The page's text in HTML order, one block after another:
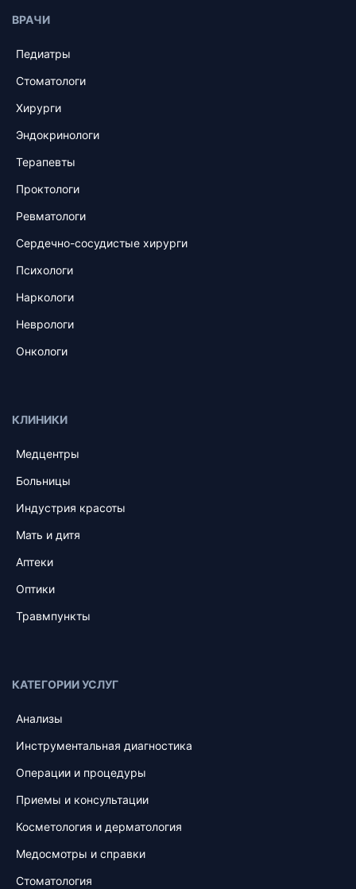
ВРАЧИ
Педиатры
Стоматологи
Хирурги
Эндокринологи
Терапевты
Проктологи
Ревматологи
Сердечно-сосудистые хирурги
Психологи
Наркологи
Неврологи
Онкологи
КЛИНИКИ
Медцентры
Больницы
Индустрия красоты
Мать и дитя
Аптеки
Оптики
Травмпункты
КАТЕГОРИИ УСЛУГ
Анализы
Инструментальная диагностика
Операции и процедуры
Приемы и консультации
Косметология и дерматология
Медосмотры и справки
Стоматология